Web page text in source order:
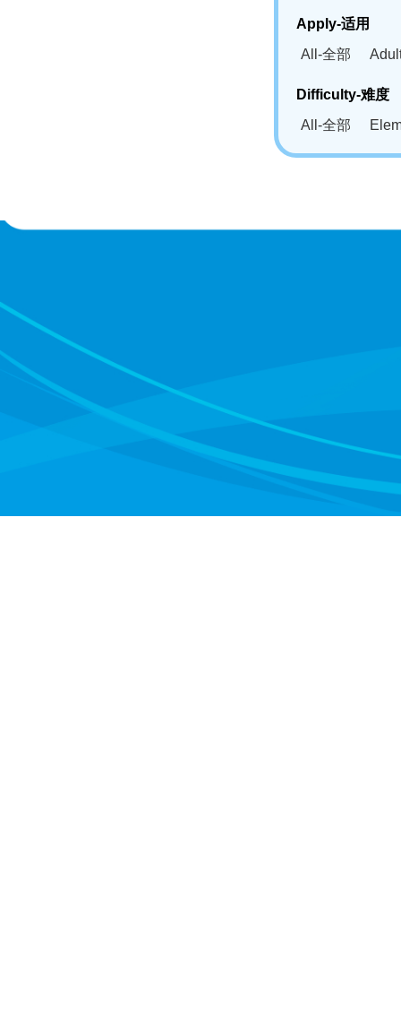
Bahasa
Swahili(SW)-
Apply-适用
All-全部
Difficulty-难度
All-全部